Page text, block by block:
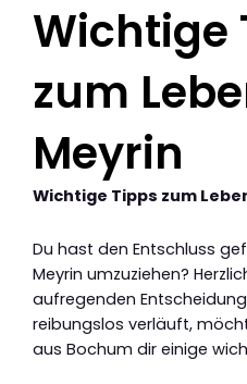
Wichtige
zum
Meyrin
Wichtige Tipps zum
Du hast den Entschluss
Meyrin umzuziehen?
aufregenden
reibungslos verläuft,
aus Bochum dir einige